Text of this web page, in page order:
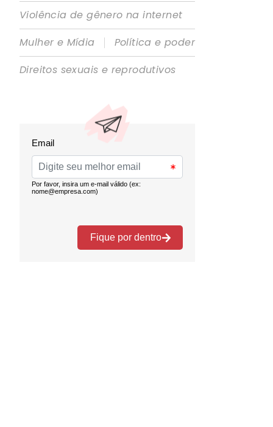
Violência de gênero na internet
Mulher e Mídia
|
Política e poder
Direitos sexuais e reprodutivos